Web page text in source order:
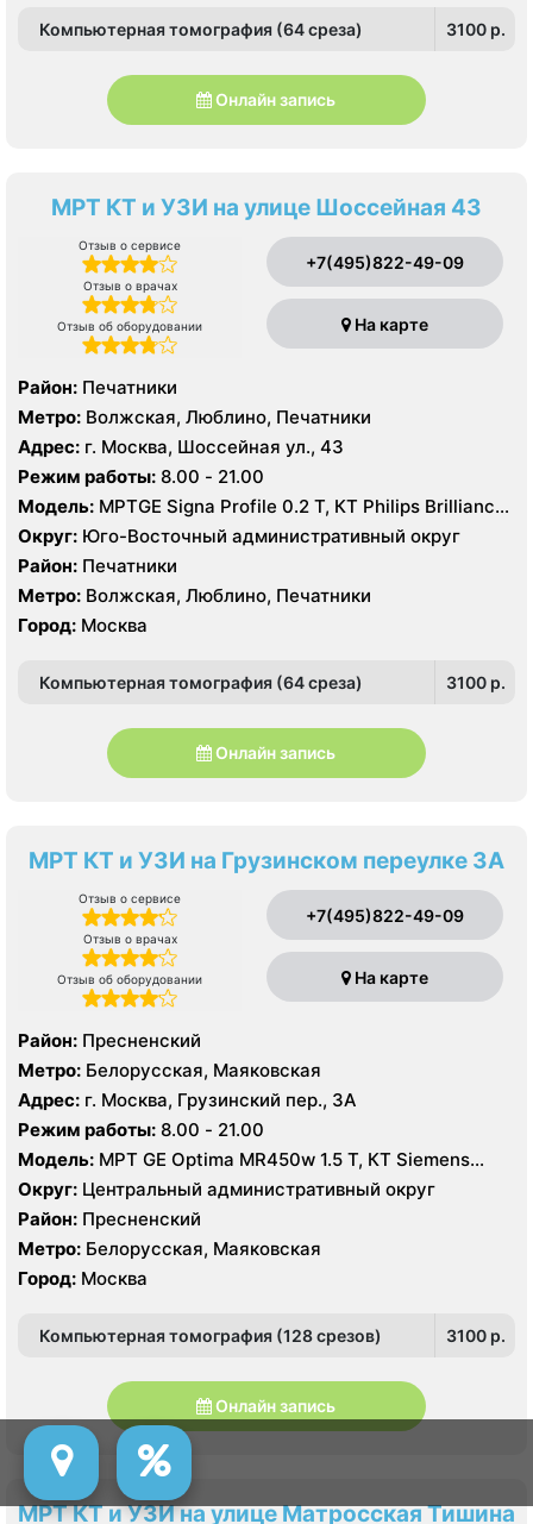
Компьютерная томография (64 среза) 3100 p.
Онлайн запись
МРТ КТ и УЗИ на улице Шоссейная 43
Отзыв о сервисе
Отзыв о врачах
Отзыв об оборудовании
+7(495)822-49-09
На карте
Район: Печатники
Метро: Волжская, Люблино, Печатники
Адрес: г. Москва, Шоссейная ул., 43
Режим работы: 8.00 - 21.00
Модель: МРТGE Signa Profile 0.2 Т, КТ Philips Brilliance
CT 64 среза, УЗИ GE LOGIQ 5 Expert
Округ: Юго-Восточный административный округ
Район: Печатники
Метро: Волжская, Люблино, Печатники
Город: Москва
Компьютерная томография (64 среза) 3100 p.
Онлайн запись
МРТ КТ и УЗИ на Грузинском переулке 3А
Отзыв о сервисе
Отзыв о врачах
Отзыв об оборудовании
+7(495)822-49-09
На карте
Район: Пресненский
Метро: Белорусская, Маяковская
Адрес: г. Москва, Грузинский пер., 3А
Режим работы: 8.00 - 21.00
Модель: МРТ GE Optima MR450w 1.5 T, КТ Siemens
Somatom 128 срезов, УЗИ GE Logiq 7
Округ: Центральный административный округ
Район: Пресненский
Метро: Белорусская, Маяковская
Город: Москва
Компьютерная томография (128 срезов) 3100 p.
Онлайн запись
МРТ КТ и УЗИ на улице Матросская Тишина